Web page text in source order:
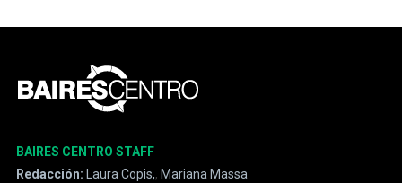
BAIRES CENTRO STAFF
Redacción: Laura Copis,, Mariana Massa